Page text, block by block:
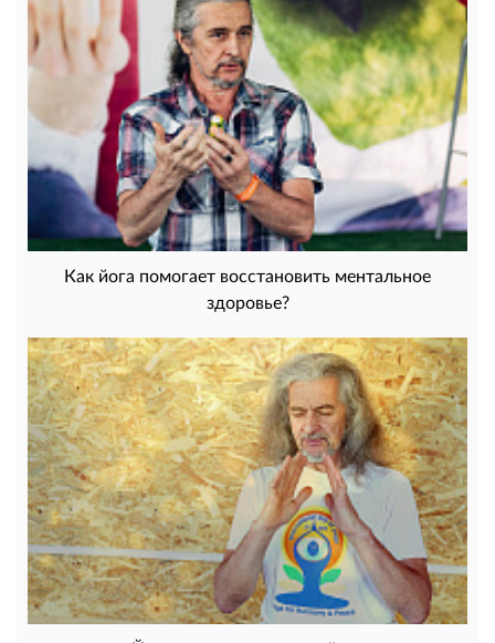
Как йога помогает восстановить ментальное
здоровье?